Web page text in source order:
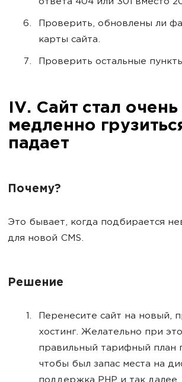
ответа 404 или 301 вместо
Проверить, обновлены ли
карты сайта.
Проверить остальные
IV. Сайт стал очень
медленно
падает
Почему?
Это бывает, когда подбирается
для новой CMS.
Решение
Перенесите сайт на новый,
хостинг. Желательно при
правильный тарифный план
чтобы был запас места на